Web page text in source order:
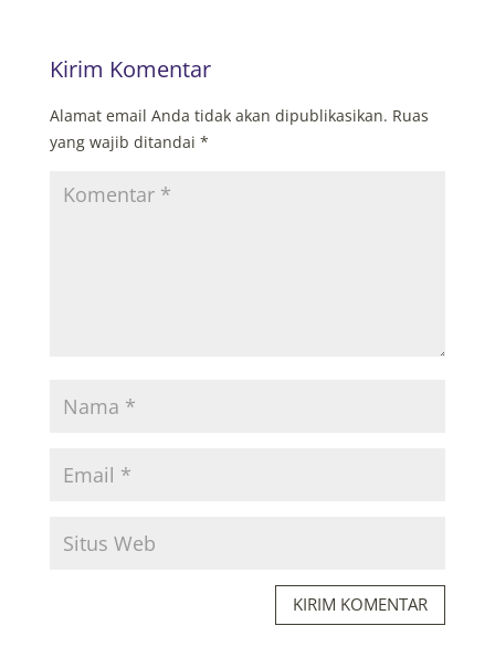
Kirim Komentar
Alamat email Anda tidak akan dipublikasikan. Ruas
yang wajib ditandai *
KIRIM KOMENTAR